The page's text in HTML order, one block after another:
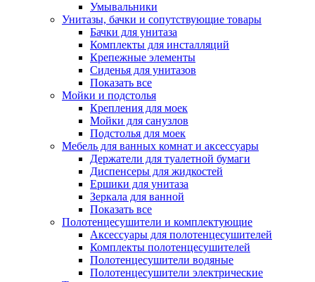
Умывальники
Унитазы, бачки и сопутствующие товары
Бачки для унитаза
Комплекты для инсталляций
Крепежные элементы
Сиденья для унитазов
Показать все
Мойки и подстолья
Крепления для моек
Мойки для санузлов
Подстолья для моек
Мебель для ванных комнат и аксессуары
Держатели для туалетной бумаги
Диспенсеры для жидкостей
Ершики для унитаза
Зеркала для ванной
Показать все
Полотенцесушители и комплектующие
Аксессуары для полотенцесушителей
Комплекты полотенцесушителей
Полотенцесушители водяные
Полотенцесушители электрические